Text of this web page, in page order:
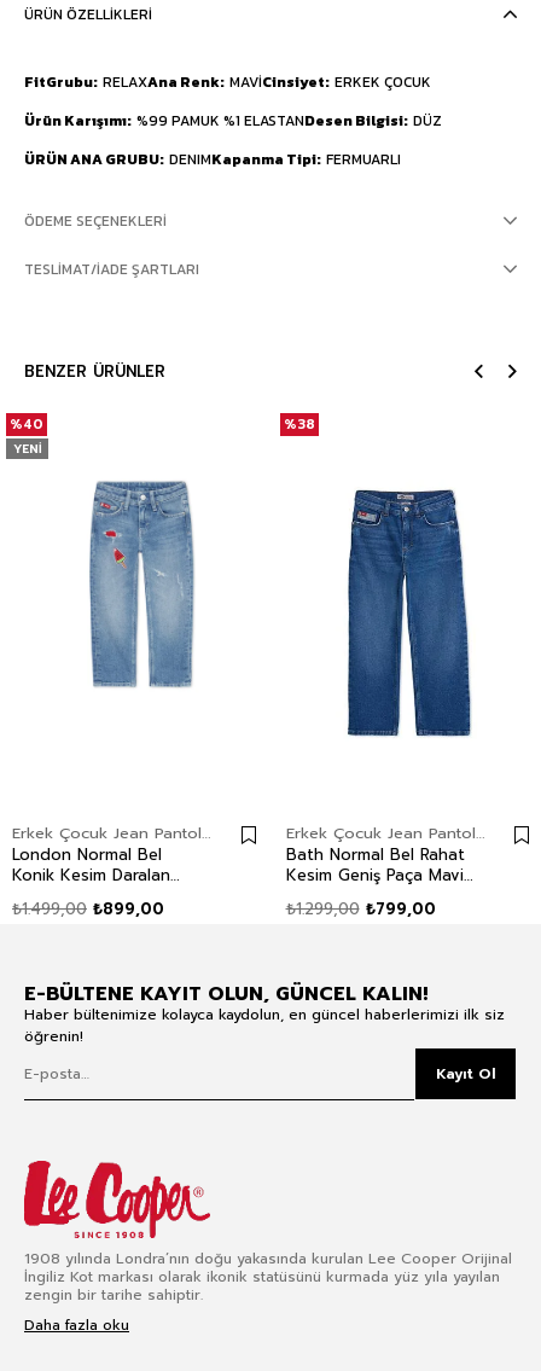
ÜRÜN ÖZELLIKLERI
FitGrubu RELAXAna Renk MAVİCinsiyet ERKEK ÇOCUK
Ürün Karışımı %99 PAMUK %1 ELASTANDesen Bilgisi DÜZ
ÜRÜN ANA GRUBU DENIMKapanma Tipi FERMUARLI
ÖDEME SEÇENEKLERI
TESLIMAT/İADE ŞARTLARI
BENZER ÜRÜNLER
Erkek Çocuk Jean Pantolon
London Normal Bel
Konik Kesim Daralan
Jean Pantolon₺899,00
₺1.499,00
%40
YENI
Erkek Çocuk Jean Pantolon
Bath Normal Bel Rahat
Kesim Geniş Paça Mavi
Pantolon ₺799,00
₺1.299,00
%38
E-BÜLTENE KAYIT OLUN, GÜNCEL KALIN!
Haber bültenimize kolayca kaydolun, en güncel haberlerimizi ilk siz
öğrenin!
Kayıt Ol
1908 yılında Londra’nın doğu yakasında kurulan Lee Cooper Orijinal
İngiliz Kot markası olarak ikonik statüsünü kurmada yüz yıla yayılan
zengin bir tarihe sahiptir.
Daha fazla oku